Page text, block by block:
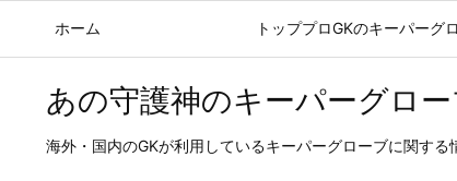
ホーム トッププロGKのキーパーグ
あの守護神のキーパーグロ
海外・国内のGKが利用しているキーパーグローブに関する